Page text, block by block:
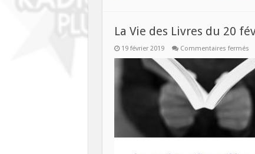
La Vie des Livres du 20
19 février 2019 Commentaires ferméssur
20